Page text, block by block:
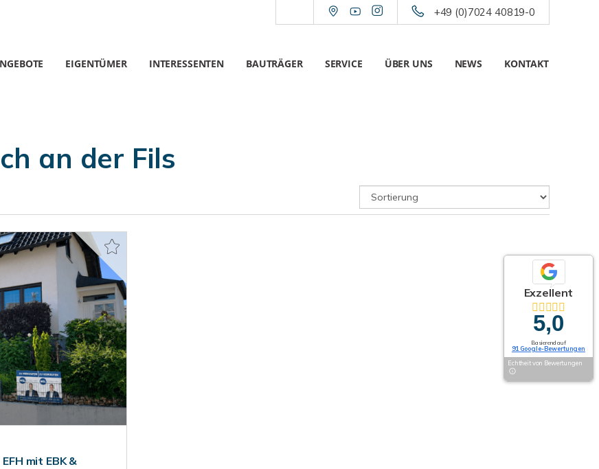
+49 (0)7024 40819-0
EIGENTÜMER INTERESSENTEN BAUTRÄGER SERVICE ÜBER UNS NEWS KONTAKT
an der Fils
mit EBK &
Exzellent
5,0
Basierend auf
91 Google-Bewertungen
Echtheit von Bewertungen